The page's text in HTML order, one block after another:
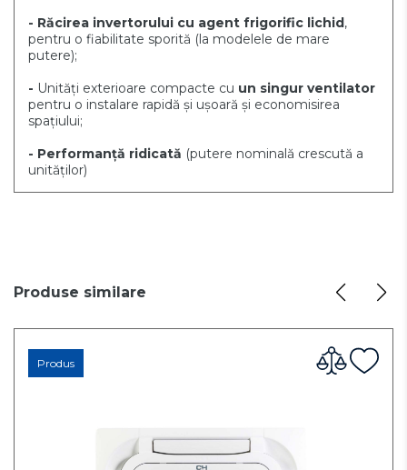
- Răcirea invertorului cu agent frigorific lichid ,
pentru o fiabilitate sporită (la modelele de mare
putere);
- Unități exterioare compacte cu un singur ventilator
pentru o instalare rapidă și ușoară și economisirea
spațiului;
- Performanță ridicată (putere nominală crescută a
unităților)
Produse similare
Produs